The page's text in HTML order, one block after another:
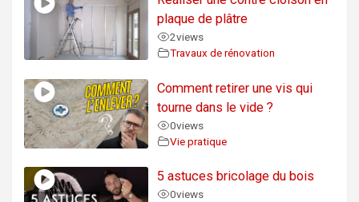
plaque de plâtre
2views
Travaux de rénovation
Comment retirer une vis qui
tourne dans le vide ?
0views
Vie pratique
5 astuces bricolage du bois
0views